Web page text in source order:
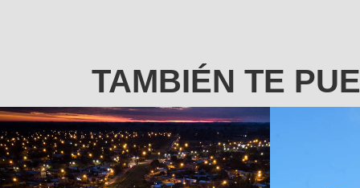
TAMBIÉN TE